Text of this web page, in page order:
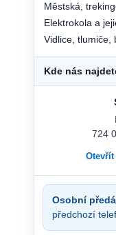
Městská,
Elektrokola a
Vidlice, tlumiče,
Kde nás
724
Otevřít
Osobní
předchozí